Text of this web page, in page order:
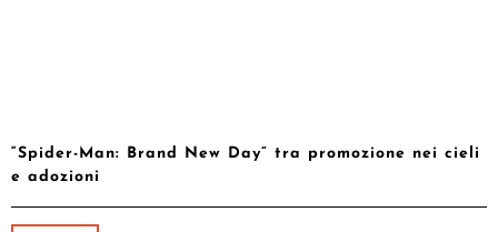
“Spider-Man: Brand New Day” tra promozione nei cieli
e adozioni